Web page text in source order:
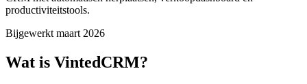
productiviteitstools.
Bijgewerkt maart 2026
Wat is VintedCRM?